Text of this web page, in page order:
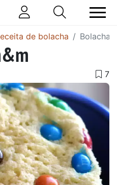
de bolacha
Next